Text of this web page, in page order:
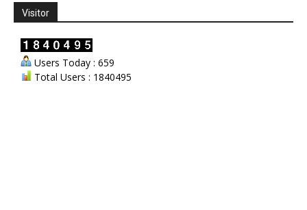
Visitor
Users Today : 659
Total Users : 1840495